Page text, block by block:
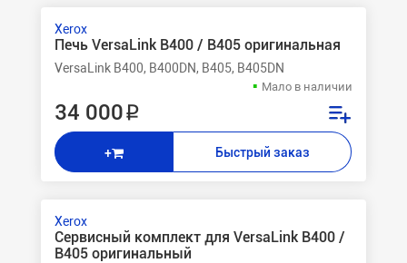
Xerox
Печь VersaLink B400 / B405 оригинальная
VersaLink B400, B400DN, B405, B405DN
Мало в наличии
34 000 ₽
+ Быстрый заказ
Xerox
Сервисный комплект для VersaLink B400 /
B405 оригинальный